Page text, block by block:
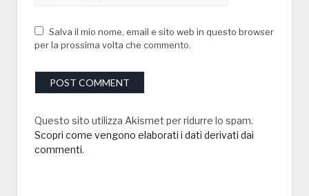
Salva il mio nome, email e sito web in questo browser
per la prossima volta che commento.
Questo sito utilizza Akismet per ridurre lo spam.
Scopri come vengono elaborati i dati derivati dai
commenti.